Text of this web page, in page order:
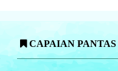
CAPAIAN PANTAS